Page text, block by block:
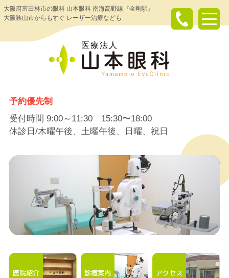
大阪府富田林市の眼科 山本眼科 南海高野線『金剛駅』
大阪狭山市からもすぐ レーザー治療なども
予約優先制
受付時間 9:00～11:30 15:30〜18:00
休診日/木曜午後、土曜午後、日曜、祝日
医院紹介 診療案内 アクセス